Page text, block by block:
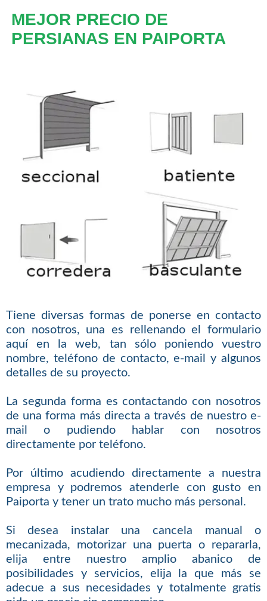
MEJOR PRECIO DE
PERSIANAS EN PAIPORTA
Tiene diversas formas de ponerse en contacto
con nosotros, una es rellenando el formulario
aquí en la web, tan sólo poniendo vuestro
nombre, teléfono de contacto, e-mail y algunos
detalles de su proyecto.
La segunda forma es contactando con nosotros
de una forma más directa a través de nuestro e-
mail o pudiendo hablar con nosotros
directamente por teléfono.
Por último acudiendo directamente a nuestra
empresa y podremos atenderle con gusto en
Paiporta y tener un trato mucho más personal.
Si desea instalar una cancela manual o
mecanizada, motorizar una puerta o repararla,
elija entre nuestro amplio abanico de
posibilidades y servicios, elija la que más se
adecue a sus necesidades y totalmente gratis